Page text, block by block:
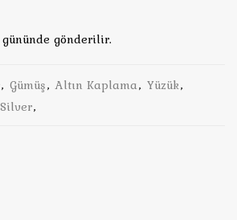
gönderilir.
, Gümüş, Altın Kaplama, Yüzük,
Silver,